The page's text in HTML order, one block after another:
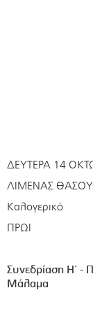
ΔΕΥΤΕΡΑ 14
ΛΙΜΕΝΑΣ ΘΑΣΟΥ
Καλογερικό
ΠΡΩΙ
Συνεδρίαση Η΄ -
Μάλαμα